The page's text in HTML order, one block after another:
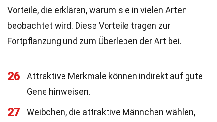
Vorteile, die erklären, warum sie in vielen Arten
beobachtet wird. Diese Vorteile tragen zur
Fortpflanzung und zum Überleben der Art bei.
26
Attraktive Merkmale können indirekt auf gute
Gene hinweisen.
27
Weibchen, die attraktive Männchen wählen,